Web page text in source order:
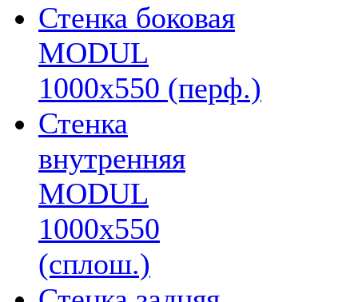
Стенка боковая
MODUL
1000х550 (перф.)
Стенка
внутренняя
MODUL
1000х550
(сплош.)